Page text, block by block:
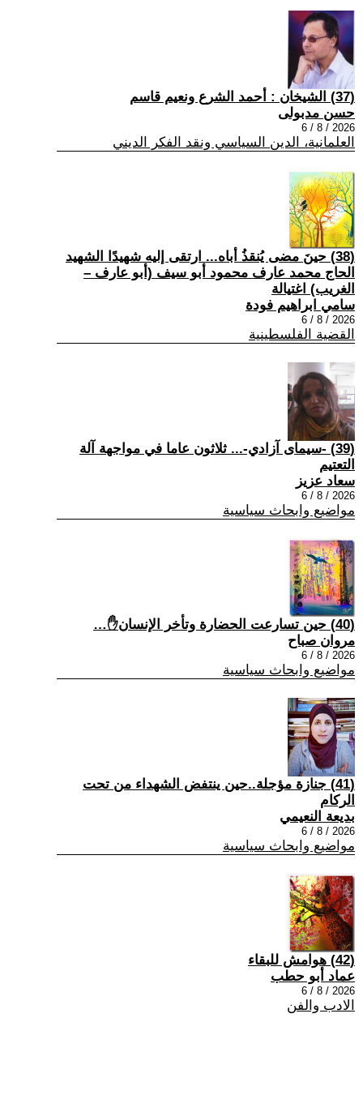
(37) الشيخان : أحمد الشرع ونعيم قاسم
حسن مدبولى
2026 / 8 / 6
العلمانية، الدين السياسي ونقد الفكر الديني
(38) حينَ مضى يُنقذُ أباه... ارتقى إليه شهيدًا الشهيد
الحاج محمد عارف محمود أبو سيف (أبو عارف –
الغريب) اغتيالة
سامي ابراهيم فودة
2026 / 8 / 6
القضية الفلسطينية
(39) -سيمای آزادي-... ثلاثون عاما في مواجهة آلة
التعتيم
سعاد عزيز
2026 / 8 / 6
مواضيع وابحاث سياسية
(40) حين تسارعت الحضارة وتأخر الإنسان✋…
مروان صباح
2026 / 8 / 6
مواضيع وابحاث سياسية
(41) جنازة مؤجلة..حين ينتفض الشهداء من تحت
الركام
بديعة النعيمي
2026 / 8 / 6
مواضيع وابحاث سياسية
(42) هوامش للبقاء
عماد أبو حطب
2026 / 8 / 6
الادب والفن